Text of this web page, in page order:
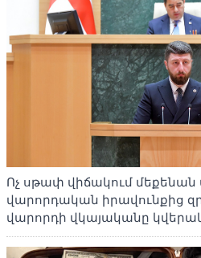
Ոչ սթափ վիճակում մեքենան
վարորդական իրավունքից
վարորդի վկայականը